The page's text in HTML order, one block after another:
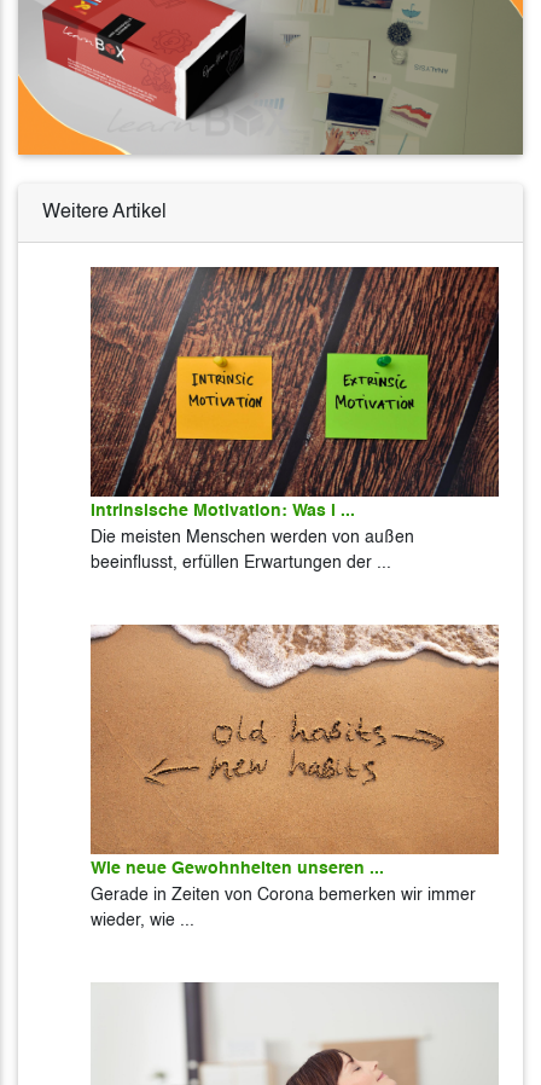
Weitere Artikel
Intrinsische Motivation: Was i ...
Die meisten Menschen werden von außen
beeinflusst, erfüllen Erwartungen der ...
Wie neue Gewohnheiten unseren ...
Gerade in Zeiten von Corona bemerken wir immer
wieder, wie ...